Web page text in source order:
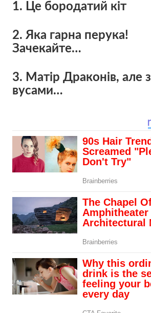
1. Це бородатий кіт
2. Яка гарна перука!
Зачекайте…
3. Матір Драконів, але з
вусами…